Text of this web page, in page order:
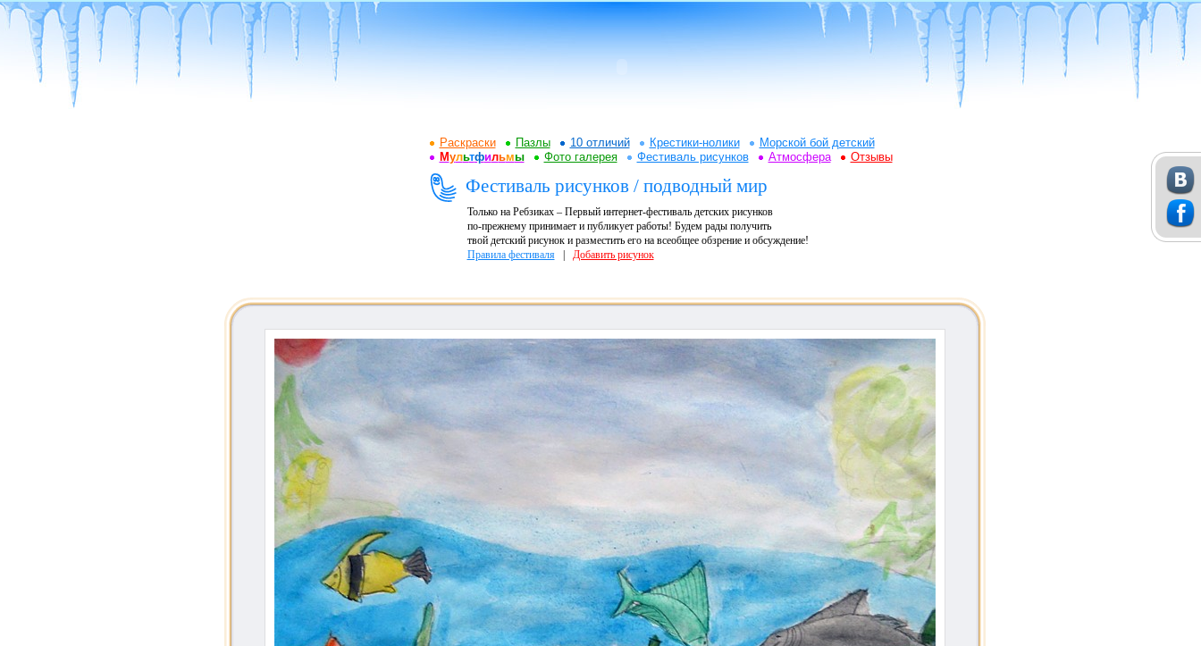
Раскраски Пазлы 10 отличий Крестики-нолики
Морской бой детский
Мультфильмы Фото галерея Фестиваль рисунков Атмосфера Отзывы
Фестиваль рисунков / подводный мир
Только на Ребзиках – Первый интернет-фестиваль детских рисунков
по-прежнему принимает и публикует работы! Будем рады получить
твой детский рисунок и разместить его на всеобщее обзрение и обсуждение!
Правила фестиваля| Добавить рисунок